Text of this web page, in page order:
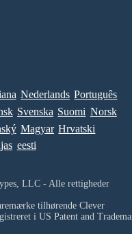
Nederlands Português
Svenska Suomi Norsk
Magyar Hrvatski
eesti
LLC - Alle rettigheder
tilhørende Clever
i US Patent and